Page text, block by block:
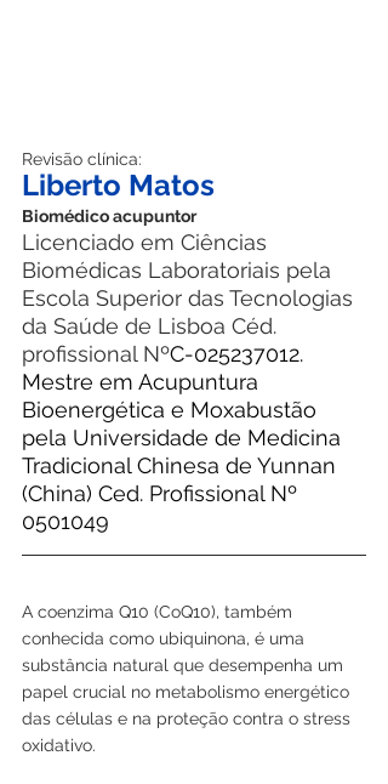
Revisão clínica:
Liberto Matos
Biomédico acupuntor
Licenciado em Ciências
Biomédicas Laboratoriais pela
Escola Superior das Tecnologias
da Saúde de Lisboa Céd.
profissional NºC-025237012.
Mestre em Acupuntura
Bioenergética e Moxabustão
pela Universidade de Medicina
Tradicional Chinesa de Yunnan
(China) Ced. Profissional Nº
0501049
A coenzima Q10 (CoQ10), também
conhecida como ubiquinona, é uma
substância natural que desempenha um
papel crucial no metabolismo energético
das células e na proteção contra o stress
oxidativo.